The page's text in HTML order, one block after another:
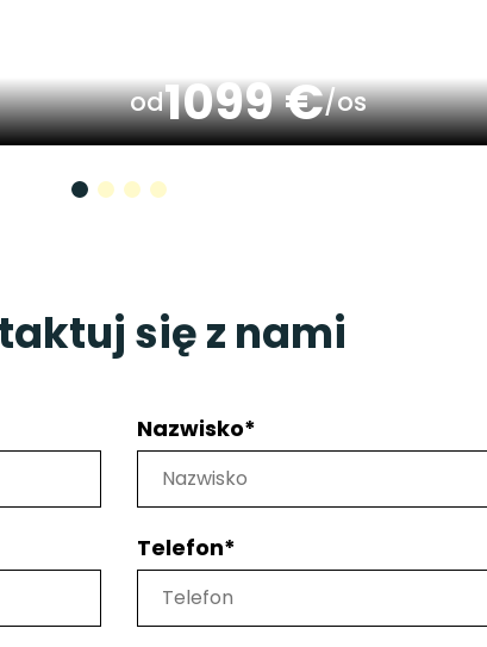
od1099 €/os
di Campiglio
się z nami
Nazwisko*
Telefon*